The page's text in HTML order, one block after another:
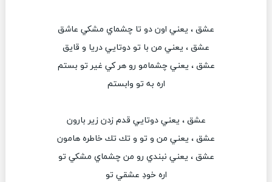
عشق ، يعني اون دو تا چشماي مشكي عاشق
عشق ، يعني من با تو دوتايي دريا و قايق
عشق ، يعني چشمامو رو هر كي غير تو بستم
اره به تو وابستم
عشق ، يعني دوتايي قدم زدن زير بارون
عشق ، يعني من و تو و تك تك خاطره هامون
عشق ، يعني نبندي رو من چشماي مشكي تو
اره خودِ عشقي تو